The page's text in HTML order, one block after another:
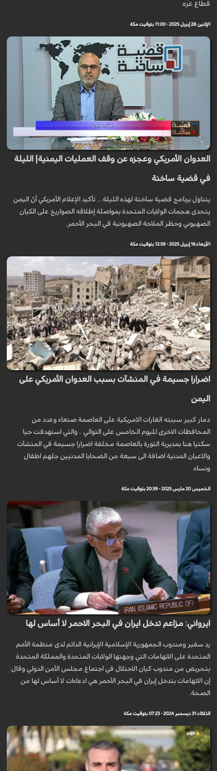
قطاع غزه.
الإثنين 28 إبريل 2025 - 11:00 بتوقيت مكة
العدوان الأمريكي وعجزه عن وقف العمليات اليمنية| الليلة
في قضية ساخنة
يتناول برنامج قضية ساخنة لهذه الليلة.... تأكيد الإعلام الأمريكي أنّ اليمن
يتحدى هجمات الولايات المتحدة بمواصلة إطلاقه الصواريخ على الكيان
الصهيوني وحظر الملاحة الصهيونية في البحر الأحمر.
الأربعاء 16 إبريل 2025 - 12:59 بتوقيت مكة
اضرارا جسيمة في المنشآت بسبب العدوان الأمريكي على
اليمن
دمار كبير سببته الغارات الامريكية على العاصمة صنعاء وعدد من
المحافظات الاخرى لليوم الخامس على التوالي .. والتي استهدفت حيا
سكنيا هنا بمديرية الثورة بالعاصمة مخلفة اضرارا جسيمة في المنشآت
والاعيان المدنية اضافة الى سبعة من الضحايا المدنيين جلهم اطفال
ونساء.
الخميس 20 مارس 2025 - 20:39 بتوقيت مكة
ايرواني: مزاعم تدخل ايران في البحر الاحمر لا أساس لها
رد سفير ومندوب الجمهورية الإسلامية الإيرانية الدائم لدى منظمة الأمم
المتحدة على الاتهامات التي وجهتها الولايات المتحدة والمملكة المتحدة
بتحريض من مندوب كيان الاحتلال في اجتماع مجلس الأمن الدولي وقال:
إن الاتهامات بتدخل إيران في البحر الأحمر هي ادعاءات لا أساس لها من
الصحة.
الثلاثاء 31 ديسمبر 2024 - 07:23 بتوقيت مكة